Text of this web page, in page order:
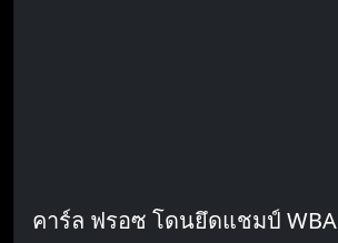
คาร์ล ฟรอซ โดนยึดแชมป์ WBA